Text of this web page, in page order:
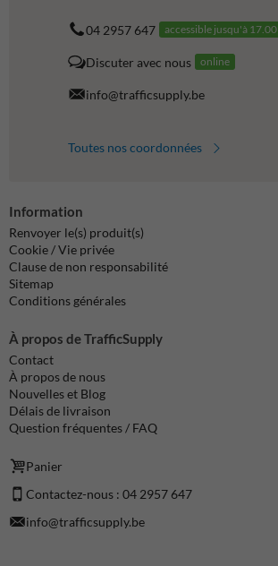
04 2957 647 accessible jusqu'à 17.00
Discuter avec nous online
info@trafficsupply.be
Toutes nos coordonnées
Information
Renvoyer le(s) produit(s)
Cookie / Vie privée
Clause de non responsabilité
Sitemap
Conditions générales
À propos de TrafficSupply
Contact
À propos de nous
Nouvelles et Blog
Délais de livraison
Question fréquentes / FAQ
Panier
Contactez-nous : 04 2957 647
info@trafficsupply.be